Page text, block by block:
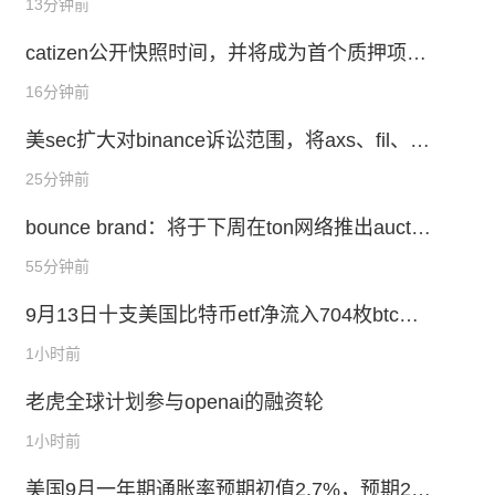
13分钟前
catizen公开快照时间，并将成为首个质押项目
代币获取交易平台代币的项目
16分钟前
美sec扩大对binance诉讼范围，将axs、fil、at
om等代币认定为证券
25分钟前
bounce brand：将于下周在ton网络推出auctio
55分钟前
9月13日十支美国比特币etf净流入704枚btc，
九支以太坊etf净流出708枚eth
1小时前
老虎全球计划参与openai的融资轮
1小时前
美国9月一年期通胀率预期初值2.7%，预期2.7